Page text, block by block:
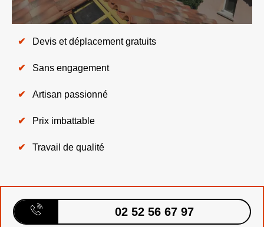
Devis et déplacement gratuits
Sans engagement
Artisan passionné
Prix imbattable
Travail de qualité
02 52 56 67 97